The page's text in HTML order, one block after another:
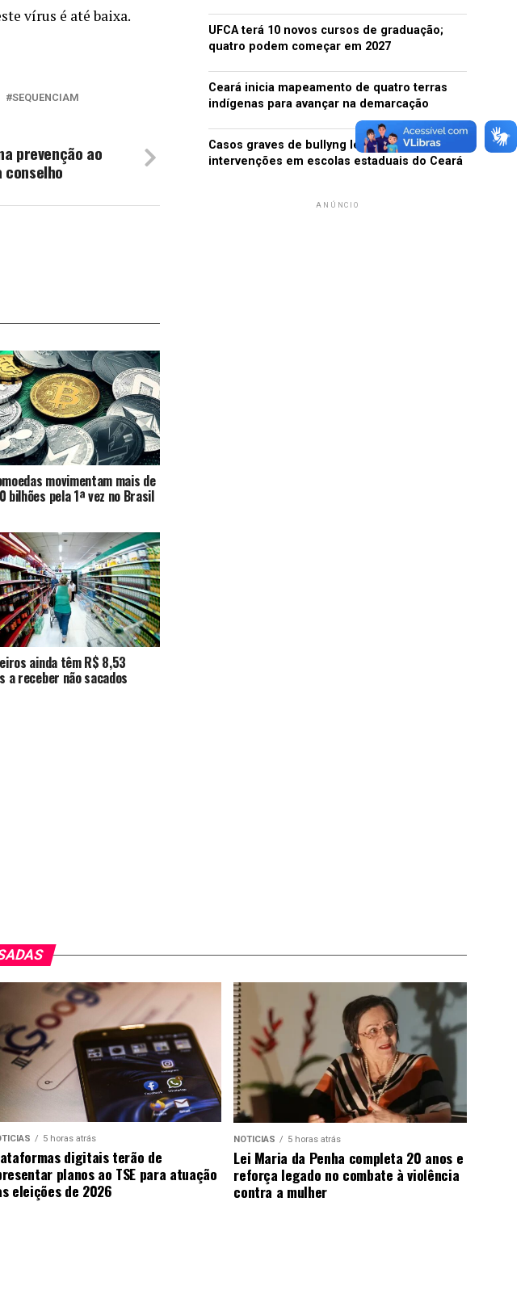
vírus é até baixa.
SEQUENCIAM
prevenção ao
movimentam mais de
bilhões pela 1ª vez no Brasil
ainda têm R$ 8,53
a receber não sacados
UFCA terá 10 novos cursos de graduação;
quatro podem começar em 2027
Ceará inicia mapeamento de quatro terras
indígenas para avançar na demarcação
Casos graves de bullyng levaram a 14
intervenções em escolas estaduais do Ceará
ANÚNCIO
5 horas atrás
digitais terão de
planos ao TSE para atuação
eleições de 2026
NOTICIAS 5 horas atrás
Lei Maria da Penha completa 20 anos e
reforça legado no combate à violência
contra a mulher